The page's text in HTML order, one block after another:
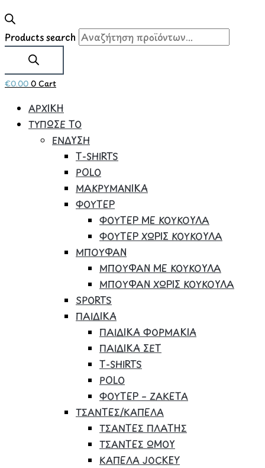
Products search
€0.00 0 Cart
ΑΡΧΙΚΗ
ΤΥΠΩΣΕ ΤΟ
ΕΝΔΥΣΗ
Τ-SHIRTS
POLO
ΜΑΚΡΥΜΑΝΙΚΑ
ΦΟΥΤΕΡ
ΦΟΥΤΕΡ ΜΕ ΚΟΥΚΟΥΛΑ
ΦΟΥΤΕΡ ΧΩΡΙΣ ΚΟΥΚΟΥΛΑ
ΜΠΟΥΦΑΝ
ΜΠΟΥΦΑΝ ΜΕ ΚΟΥΚΟΥΛΑ
ΜΠΟΥΦΑΝ ΧΩΡΙΣ ΚΟΥΚΟΥΛΑ
SPORTS
ΠΑΙΔΙΚΑ
ΠΑΙΔΙΚΑ ΦΟΡΜΑΚΙΑ
ΠΑΙΔΙΚΑ ΣΕΤ
Τ-SHIRTS
POLO
ΦΟΥΤΕΡ – ΖΑΚΕΤΑ
ΤΣΑΝΤΕΣ/ΚΑΠΕΛΑ
ΤΣΑΝΤΕΣ ΠΛΑΤΗΣ
ΤΣΑΝΤΕΣ ΩΜΟΥ
ΚΑΠΕΛΑ JOCKEY